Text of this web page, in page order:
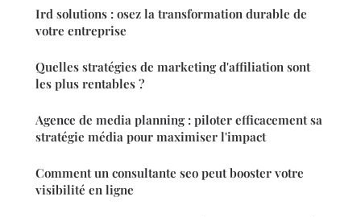
Ird solutions : osez la transformation durable de
votre entreprise
Quelles stratégies de marketing d'affiliation sont
les plus rentables ?
Agence de media planning : piloter efficacement sa
stratégie média pour maximiser l'impact
Comment un consultante seo peut booster votre
visibilité en ligne